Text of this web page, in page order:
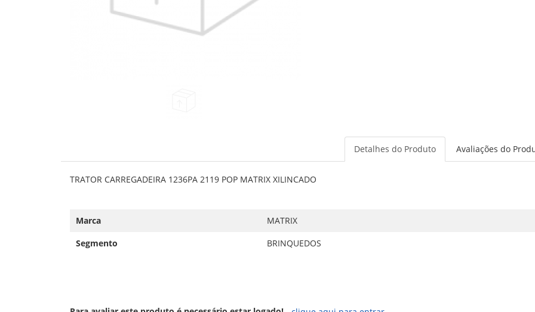
Detalhes do Produto Avaliações do
TRATOR CARREGADEIRA 1236PA 2119 POP MATRIX XILINCADO
Marca
MATRIX
Segmento
BRINQUEDOS